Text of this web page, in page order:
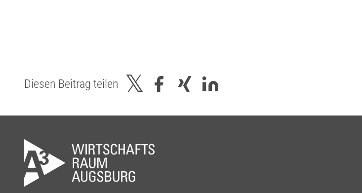
Diesen Beitrag teilen